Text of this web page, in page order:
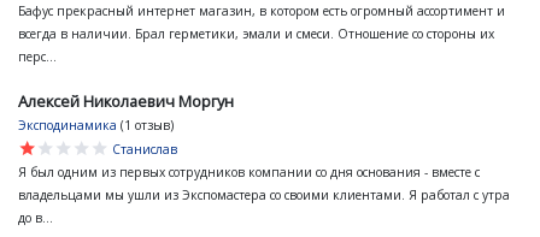
Бафус прекрасный интернет магазин, в котором есть огромный ассортимент и
всегда в наличии. Брал герметики, эмали и смеси. Отношение со стороны их
перс...
Алексей Николаевич Моргун
Эксподинамика (1 отзыв)
star
star
star
star
star
Станислав
Я был одним из первых сотрудников компании со дня основания - вместе с
владельцами мы ушли из Экспомастера со своими клиентами. Я работал с утра
до в...